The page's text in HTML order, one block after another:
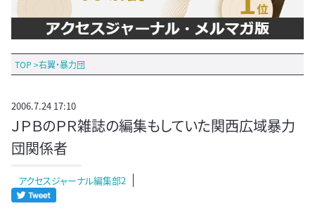
TOP >右翼・暴力団
2006.7.24 17:10
ＪＰＢのＰＲ雑誌の編集もしていた関西広域暴力
団関係者
アクセスジャーナル編集部2